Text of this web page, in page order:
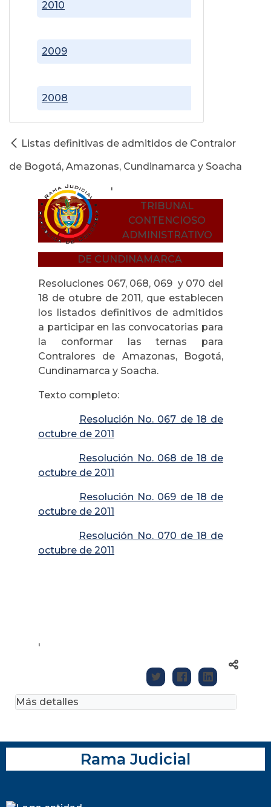
2008
2009
2010
Listas definitivas de admitidos de Contralor
de Bogotá, Amazonas, Cundinamarca y Soacha
'
TRIBUNAL
CONTENCIOSO
ADMINISTRATIVO
DE CUNDINAMARCA
Resoluciones 067, 068, 069 y 070 del
18 de otubre de 2011, que establecen
los listados definitivos de admitidos
a participar en las convocatorias para
la conformar las ternas para
Contralores de Amazonas, Bogotá,
Cundinamarca y Soacha.
Texto completo:
Resolución No. 067 de 18 de
octubre de 2011
Resolución No. 068 de 18 de
octubre de 2011
Resolución No. 069 de 18 de
octubre de 2011
Resolución No. 070 de 18 de
octubre de 2011
'
Más detalles
Rama Judicial